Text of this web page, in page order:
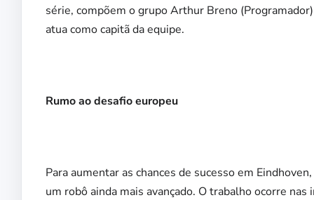
série, compõem o grupo Arthur Breno
atua como capitã da equipe.
Rumo ao desafio europeu
Para aumentar as chances de sucesso em
um robô ainda mais avançado. O trabalho ocorre